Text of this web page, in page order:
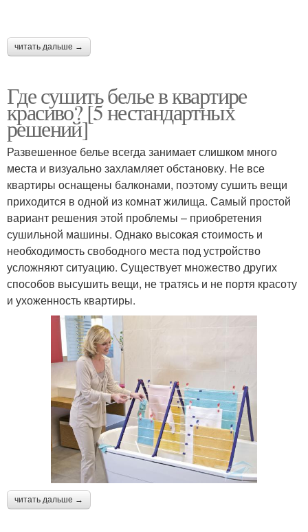
читать дальше →
Где сушить белье в квартире
красиво? [5 нестандартных
решений]
Развешенное белье всегда занимает слишком много
места и визуально захламляет обстановку. Не все
квартиры оснащены балконами, поэтому сушить вещи
приходится в одной из комнат жилища. Самый простой
вариант решения этой проблемы – приобретения
сушильной машины. Однако высокая стоимость и
необходимость свободного места под устройство
усложняют ситуацию. Существует множество других
способов высушить вещи, не тратясь и не портя красоту
и ухоженность квартиры.
читать дальше →